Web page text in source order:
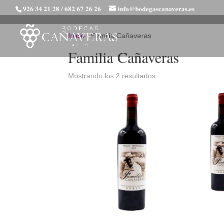
926 34 21 28 / 682 67 26 26
info@bodegascanaveras.es
Inicio/ Familia Cañaveras
Familia Cañaveras
Mostrando los 2 resultados